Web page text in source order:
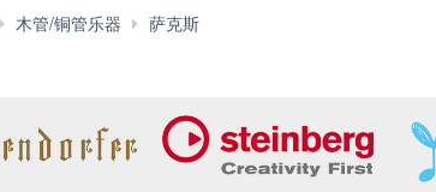
木管/铜管乐器 萨克斯